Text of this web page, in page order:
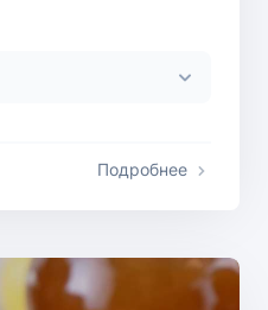
Подробнее